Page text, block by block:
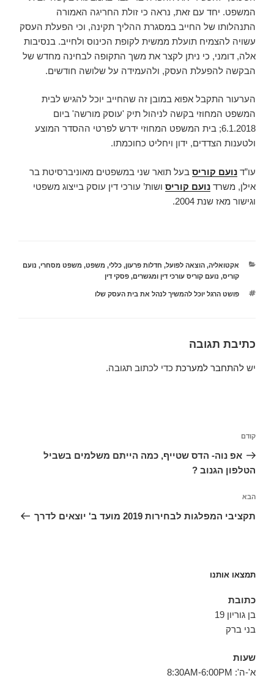
המשפט. יחד עם זאת, נראה כי זולת החריגה האמורה
התנהלותו של החייב במסגרת ההליך תקינה, וכי הפעלת העסק
עשויה להצמיח תועלת ממשית לקופת הכינוס ולחייב. בנסיבות
אלה, דומני, כי ניתן לקצר את משך התקופה לבחינה מחדש של
הבקשה להפעלת העסק, ולהעמידה על שלושה חודשים.
הערעור התקבל אפוא במובן זה שהחייב יוכל להגיש לבית
המשפט המחוזי בקשה לניהול תיק 'עוסק מורשה' ביום
6.1.2018; בית המשפט המחוזי ידרש לפרטי ההסדר המוצע
ולטענות הצדדים, ידון ויחליט כחוכמתו.
עו”ד נועם קוריס בעל תואר שני במשפטים מאוניברסיטת בר
אילן, משרד נועם קוריס ושות’ עורכי דין עוסק בייצוג משפטי
וגישור מאז שנת 2004.
קטגוריות
אקטואליה,הוצאה לפועל, חדלות פרעון,כללי, משפט, משפט מסחרי, נועם
קוריס, נועם קוריס עורכי דין ומגשרים,פסקי דין
תגיות
פושט הרגל יוכל להמשיך לנהל את בית העסק שלו
כתיבת תגובה
יש להתחבר למערכת כדי לכתוב תגובה.
הפוסט
הקודם
קודם
אפ נוה- הדס שטייף, כמה הייתם משלמים בשביל
הטלפון הגנוב ?
הפוסט
הבא
הבא
תקציבי המפלגות לבחירות 2019 מועד ב' יוצאים לדרך
תמצאו אותנו
כתובת
בן גוריון 19
בני ברק
שעות
א'-ה': 8:30AM-6:00PM